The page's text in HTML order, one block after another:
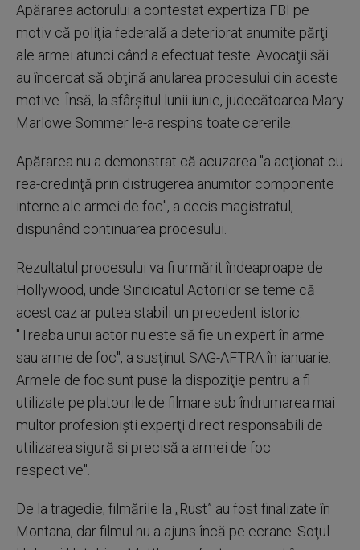
Apărarea actorului a contestat expertiza FBI pe
motiv că poliţia federală a deteriorat anumite părţi
ale armei atunci când a efectuat teste. Avocaţii săi
au încercat să obţină anularea procesului din aceste
motive. Însă, la sfârşitul lunii iunie, judecătoarea Mary
Marlowe Sommer le-a respins toate cererile.
Apărarea nu a demonstrat că acuzarea "a acţionat cu
rea-credinţă prin distrugerea anumitor componente
interne ale armei de foc", a decis magistratul,
dispunând continuarea procesului.
Rezultatul procesului va fi urmărit îndeaproape de
Hollywood, unde Sindicatul Actorilor se teme că
acest caz ar putea stabili un precedent istoric.
"Treaba unui actor nu este să fie un expert în arme
sau arme de foc", a susţinut SAG-AFTRA în ianuarie.
Armele de foc sunt puse la dispoziţie pentru a fi
utilizate pe platourile de filmare sub îndrumarea mai
multor profesionişti experţi direct responsabili de
utilizarea sigură şi precisă a armei de foc
respective".
De la tragedie, filmările la „Rust” au fost finalizate în
Montana, dar filmul nu a ajuns încă pe ecrane. Soţul